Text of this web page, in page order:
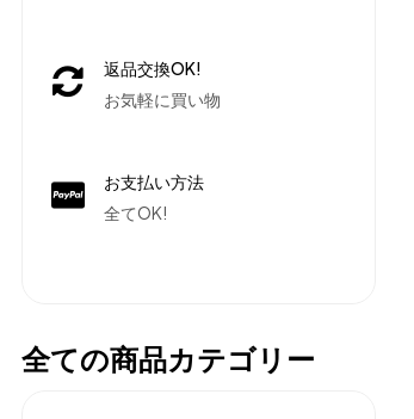
返品交換OK!
お気軽に買い物
お支払い方法
全てOK!
全ての商品カテゴリー